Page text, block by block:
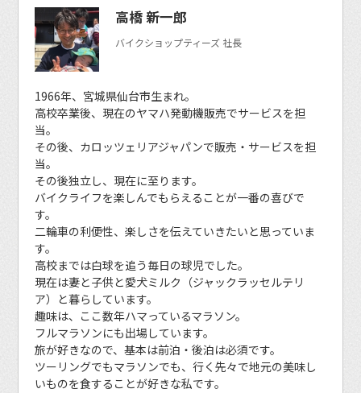
高橋 新一郎
バイクショップティーズ 社長
1966年、宮城県仙台市生まれ。
高校卒業後、現在のヤマハ発動機販売でサービスを担
当。
その後、カロッツェリアジャパンで販売・サービスを担
当。
その後独立し、現在に至ります。
バイクライフを楽しんでもらえることが一番の喜びで
す。
二輪車の利便性、楽しさを伝えていきたいと思っていま
す。
高校までは白球を追う毎日の球児でした。
現在は妻と子供と愛犬ミルク（ジャックラッセルテリ
ア）と暮らしています。
趣味は、ここ数年ハマっているマラソン。
フルマラソンにも出場しています。
旅が好きなので、基本は前泊・後泊は必須です。
ツーリングでもマラソンでも、行く先々で地元の美味し
いものを食することが好きな私です。